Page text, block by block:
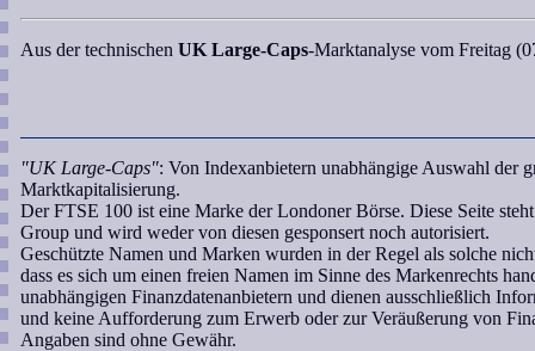
Aus der technischen UK Large-Caps-Marktanalyse vom Freitag
"UK Large-Caps": Von Indexanbietern unabhängige Auswahl der
Marktkapitalisierung.
Der FTSE 100 ist eine Marke der Londoner Börse. Diese Seite
Group und wird weder von diesen gesponsert noch autorisiert.
Geschützte Namen und Marken wurden in der Regel als solche
dass es sich um einen freien Namen im Sinne des Markenrechts
unabhängigen Finanzdatenanbietern und dienen ausschließlich
und keine Aufforderung zum Erwerb oder zur Veräußerung von
Angaben sind ohne Gewähr.